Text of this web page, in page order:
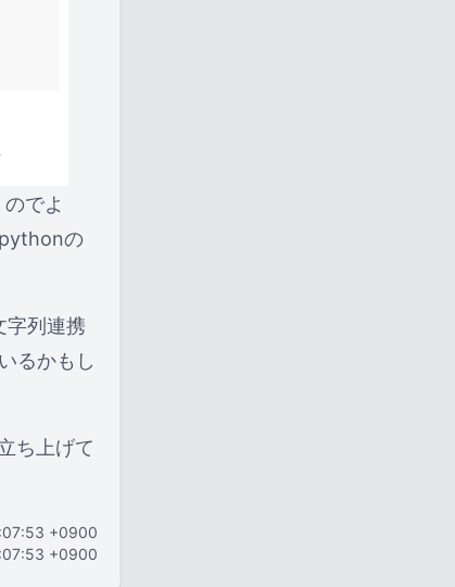
でよ
の
字列連携
るかもし
ち上げて
+0900
+0900